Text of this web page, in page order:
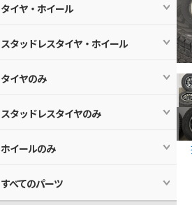
タイヤ・ホイール
スタッドレスタイヤ・ホイール
タイヤのみ
スタッドレスタイヤのみ
ホイールのみ
すべてのパーツ